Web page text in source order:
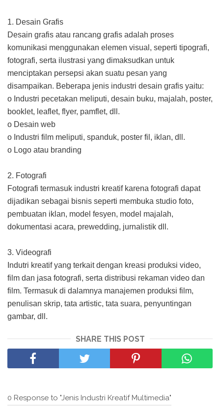
1. Desain Grafis
Desain grafis atau rancang grafis adalah proses
komunikasi menggunakan elemen visual, seperti tipografi,
fotografi, serta ilustrasi yang dimaksudkan untuk
menciptakan persepsi akan suatu pesan yang
disampaikan. Beberapa jenis industri desain grafis yaitu:
o Industri pecetakan meliputi, desain buku, majalah, poster,
booklet, leaflet, flyer, pamflet, dll.
o Desain web
o Industri film meliputi, spanduk, poster fil, iklan, dll.
o Logo atau branding
2. Fotografi
Fotografi termasuk industri kreatif karena fotografi dapat
dijadikan sebagai bisnis seperti membuka studio foto,
pembuatan iklan, model fesyen, model majalah,
dokumentasi acara, prewedding, jurnalistik dll.
3. Videografi
Indutri kreatif yang terkait dengan kreasi produksi video,
film dan jasa fotografi, serta distribusi rekaman video dan
film. Termasuk di dalamnya manajemen produksi film,
penulisan skrip, tata artistic, tata suara, penyuntingan
gambar, dll.
SHARE THIS POST
0 Response to "Jenis Industri Kreatif Multimedia"